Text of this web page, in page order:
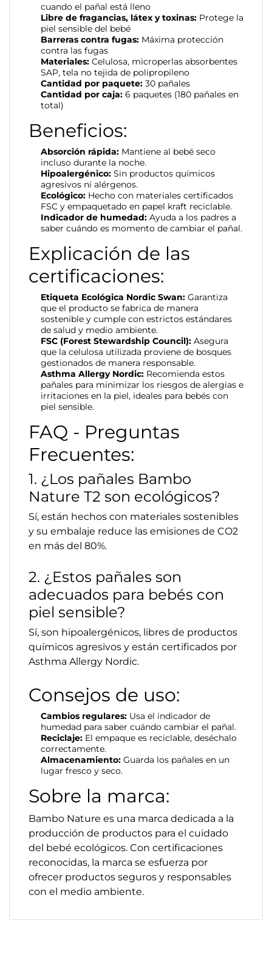
cuando el pañal está lleno
Libre de fragancias, látex y toxinas: Protege la
piel sensible del bebé
Barreras contra fugas: Máxima protección
contra las fugas
Materiales: Celulosa, microperlas absorbentes
SAP, tela no tejida de polipropileno
Cantidad por paquete: 30 pañales
Cantidad por caja: 6 paquetes (180 pañales en
total)
Beneficios:
Absorción rápida: Mantiene al bebé seco
incluso durante la noche.
Hipoalergénico: Sin productos químicos
agresivos ni alérgenos.
Ecológico: Hecho con materiales certificados
FSC y empaquetado en papel kraft reciclable.
Indicador de humedad: Ayuda a los padres a
saber cuándo es momento de cambiar el pañal.
Explicación de las
certificaciones:
Etiqueta Ecológica Nordic Swan: Garantiza
que el producto se fabrica de manera
sostenible y cumple con estrictos estándares
de salud y medio ambiente.
FSC (Forest Stewardship Council): Asegura
que la celulosa utilizada proviene de bosques
gestionados de manera responsable.
Asthma Allergy Nordic: Recomienda estos
pañales para minimizar los riesgos de alergias e
irritaciones en la piel, ideales para bebés con
piel sensible.
FAQ - Preguntas
Frecuentes:
1. ¿Los pañales Bambo
Nature T2 son ecológicos?
Sí, están hechos con materiales sostenibles
y su embalaje reduce las emisiones de CO2
en más del 80%.
2. ¿Estos pañales son
adecuados para bebés con
piel sensible?
Sí, son hipoalergénicos, libres de productos
químicos agresivos y están certificados por
Asthma Allergy Nordic.
Consejos de uso:
Cambios regulares: Usa el indicador de
humedad para saber cuándo cambiar el pañal.
Reciclaje: El empaque es reciclable, deséchalo
correctamente.
Almacenamiento: Guarda los pañales en un
lugar fresco y seco.
Sobre la marca:
Bambo Nature es una marca dedicada a la
producción de productos para el cuidado
del bebé ecológicos. Con certificaciones
reconocidas, la marca se esfuerza por
ofrecer productos seguros y responsables
con el medio ambiente.